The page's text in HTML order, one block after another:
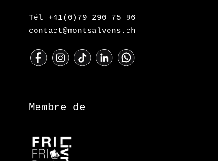
Tél +41(0)79 290 75 86
contact@montsalvens.ch
Membre de